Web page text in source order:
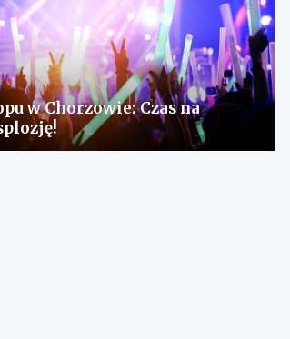
w Chorzowie: Czas na